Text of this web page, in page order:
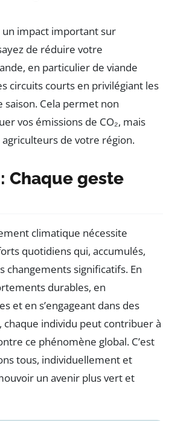
impact important sur
de réduire votre
en particulier de viande
circuits courts en privilégiant les
saison. Cela permet non
vos émissions de CO₂, mais
de votre région.
Chaque geste
climatique nécessite
quotidiens qui, accumulés,
changements significatifs. En
durables, en
et en s’engageant dans des
chaque individu peut contribuer à
ce phénomène global. C’est
tous, individuellement et
un avenir plus vert et